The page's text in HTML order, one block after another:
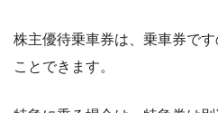
株主優待乗車券は、乗車券で
ことできます。